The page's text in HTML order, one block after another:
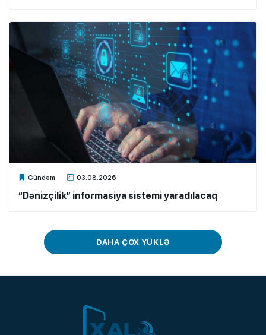
Gündəm 03.08.2026
Xalq.Online
“Dənizçilik” informasiya sistemi yaradılacaq
DAHA ÇOX YÜKLƏ